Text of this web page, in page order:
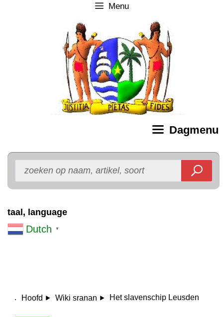
Menu
Dagmenu
taal, language
Dutch ▼
. Hoofd Wiki sranan Het slavenschip Leusden